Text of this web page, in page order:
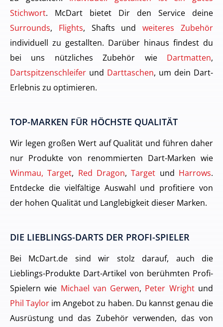
Stichwort. McDart bietet Dir den Service deine
Surrounds, Flights, Shafts undweiteres Zubehör
individuell zu gestallten. Darüber hinaus findest du
bei uns nützliches Zubehör wie Dartmatten,
Dartspitzenschleifer und Darttaschen, um dein Dart-
Erlebnis zu optimieren.
TOP-MARKEN FÜR HÖCHSTE QUALITÄT
Wir legen großen Wert auf Qualität und führen daher
nur Produkte von renommierten Dart-Marken wie
Winmau, Target, Red Dragon,Target und Harrows.
Entdecke die vielfältige Auswahl und profitiere von
der hohen Qualität und Langlebigkeit dieser Marken.
DIE LIEBLINGS-DARTS DER PROFI-SPIELER
Bei McDart.de sind wir stolz darauf, auch die
Lieblings-Produkte Dart-Artikel von berühmten Profi-
Spielern wie Michael van Gerwen, Peter Wrightund
Phil Taylor im Angebot zu haben. Du kannst genau die
Ausrüstung und das Zubehör verwenden, das von